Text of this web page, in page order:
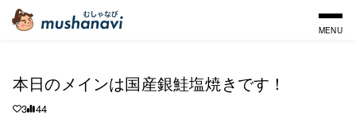
MENU
本日のメインは国産銀鮭塩焼きです！
3 44